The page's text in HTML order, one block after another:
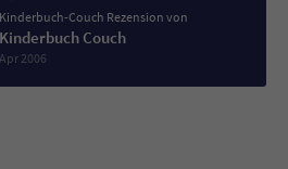
Kinderbuch-Couch Rezension von
Kinderbuch Couch
Apr 2006